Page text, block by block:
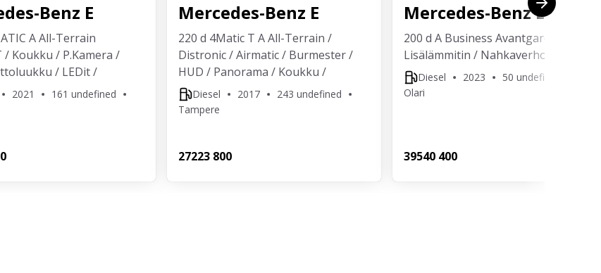
Benz E
A All-Terrain
/ Koukku / P.Kamera /
/ LEDit /
2021
161 undefined
Mercedes-Benz E
220 d 4Matic T A All-Terrain /
Distronic / Airmatic / Burmester /
HUD / Panorama / Koukku /
Diesel 2017
243 undefined
Tampere
27223 800
Mercedes-BenzE
200 d A Business Avantgarde /
Lisälämmitin / Nahkaverhoilu
Diesel 2023
50 undefined
Olari
39540 400